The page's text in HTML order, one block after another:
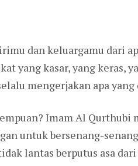
dan keluargamu dari
yang kasar, yang keras,
mengerjakan apa
Imam Al Qurthubi
untuk bersenang-
lantas berputus asa